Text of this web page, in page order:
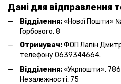
Дані для відправлення
Відділення:«Нової Пошти»
Горбового, 8
Отримувач:ФОП Лапін
телефону 0639344664.
Відділення:«Укрпошти»,
Незалежності, 75